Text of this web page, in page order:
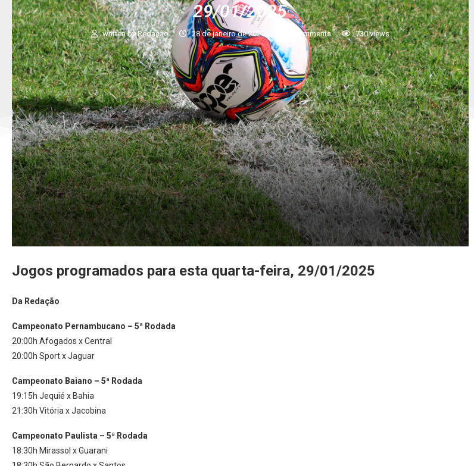
29/01/2025
written byRedação 28 de janeiro de 2025 0 comments 730views
Jogos programados para esta quarta-feira, 29/01/2025
Da Redação
Campeonato Pernambucano – 5ª Rodada
20:00h Afogados x Central
20:00h Sport x Jaguar
Campeonato Baiano – 5ª Rodada
19:15h Jequié x Bahia
21:30h Vitória x Jacobina
Campeonato Paulista – 5ª Rodada
18:30h Mirassol x Guarani